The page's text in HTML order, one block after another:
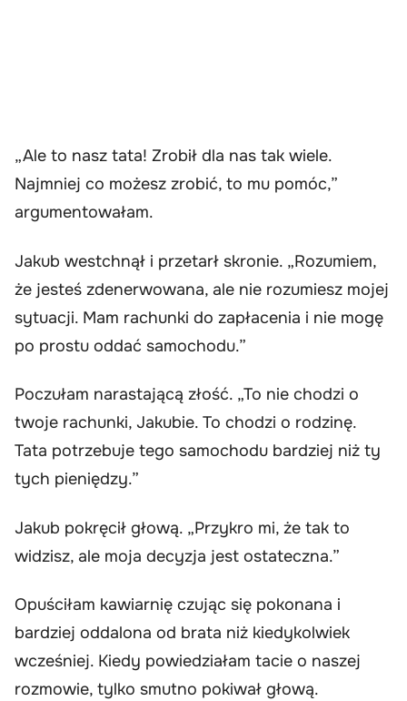
„Ale to nasz tata! Zrobił dla nas tak wiele.
Najmniej co możesz zrobić, to mu pomóc,”
argumentowałam.
Jakub westchnął i przetarł skronie. „Rozumiem,
że jesteś zdenerwowana, ale nie rozumiesz mojej
sytuacji. Mam rachunki do zapłacenia i nie mogę
po prostu oddać samochodu.”
Poczułam narastającą złość. „To nie chodzi o
twoje rachunki, Jakubie. To chodzi o rodzinę.
Tata potrzebuje tego samochodu bardziej niż ty
tych pieniędzy.”
Jakub pokręcił głową. „Przykro mi, że tak to
widzisz, ale moja decyzja jest ostateczna.”
Opuściłam kawiarnię czując się pokonana i
bardziej oddalona od brata niż kiedykolwiek
wcześniej. Kiedy powiedziałam tacie o naszej
rozmowie, tylko smutno pokiwał głową.